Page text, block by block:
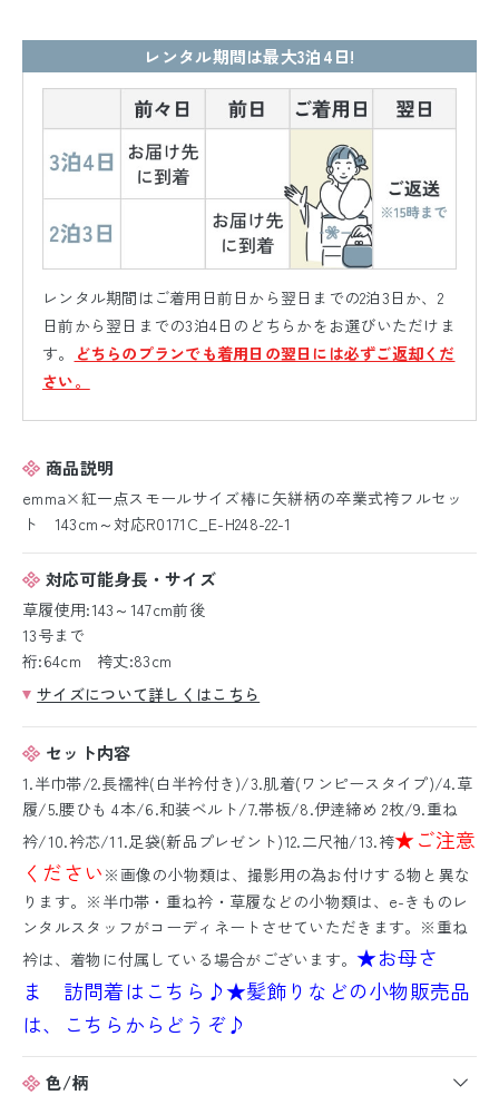
レンタル期間は最大3泊4日!
レンタル期間はご着用日前日から翌日までの2泊3日か、2
日前から翌日までの3泊4日のどちらかをお選びいただけま
す。
どちらのプランでも着用日の翌日には必ずご返却くだ
さい。
商品説明
emma×紅一点スモールサイズ椿に矢絣柄の卒業式袴フルセッ
ト 143cm～対応R0171C_E-H248-22-1
対応可能身長・サイズ
草履使用:143～147cm前後
13号まで
裄:64cm 袴丈:83cm
サイズについて詳しくはこちら
セット内容
1.半巾帯/2.長襦袢(白半衿付き)/3.肌着(ワンピースタイプ)/4.草
履/5.腰ひも 4本/6.和装ベルト/7.帯板/8.伊逹締め 2枚/9.重ね
衿/10.衿芯/11.足袋(新品プレゼント)12.二尺袖/13.袴★ご注意
ください ※画像の小物類は、撮影用の為お付けする物と異な
ります。※半巾帯・重ね衿・草履などの小物類は、e-きものレ
ンタルスタッフがコーディネートさせていただきます。※重ね
衿は、着物に付属している場合がございます。★お母さ
ま 訪問着はこちら♪★髪飾りなどの小物販売品
は、こちらからどうぞ♪
色/柄